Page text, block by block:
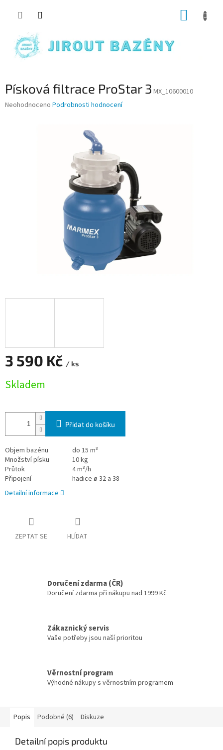
Písková filtrace ProStar 3 MX_10600010
Průměrné hodnocení produktu je 0,0 z 5 hvězdiček.
Neohodnoceno Podrobnosti hodnocení
3 590 Kč / ks
Skladem
Přidat do košíku
Objem bazénu
do 15 m³
Množství písku
10 kg
Průtok
4 m³/h
Připojení
hadice ø 32 a 38
Detailní informace
ZEPTAT SE HLÍDAT
Doručení zdarma (ČR)
Doručení zdarma při nákupu nad 1999 Kč
Zákaznický servis
Vaše potřeby jsou naší prioritou
Věrnostní program
Výhodné nákupy s věrnostním programem
Popis Podobné (6) Diskuze
Detailní popis produktu